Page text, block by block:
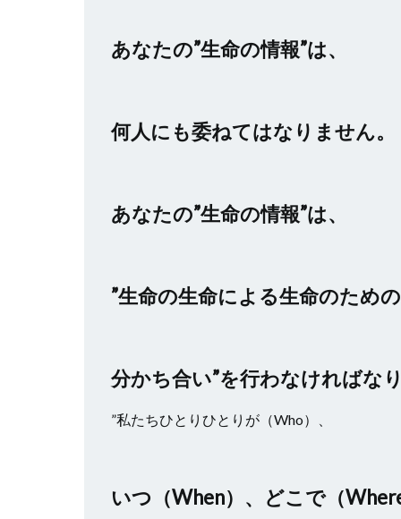
あなたの”生命の情報”は、
何人にも委ねてはなりません。
あなたの”生命の情報”は、
”生命の生命による生命のための
分かち合い”を行わなければな
”私たちひとりひとりが（Who）、
いつ（When）、どこで（